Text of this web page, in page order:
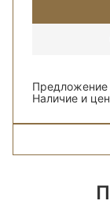
Предложение
Наличие и